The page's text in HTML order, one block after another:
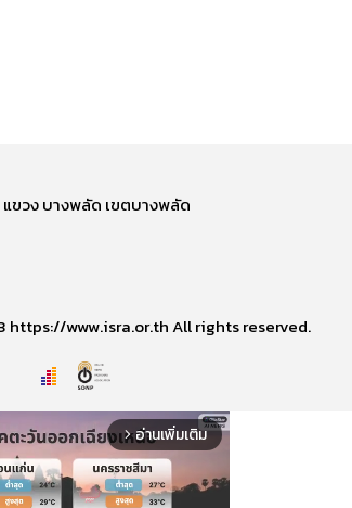
แขวง บางพลัด เขตบางพลัด
https://www.isra.or.th All rights reserved.
arrow_forward_ios อ่านเพิ่มเติม